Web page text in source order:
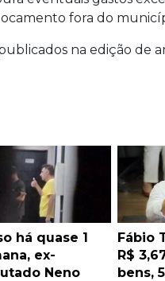
fora do
na edição de
há quase 1
ex-
Neno
Fábio
R$
bens,